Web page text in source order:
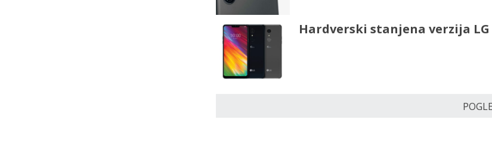
Hardverski stanjena verzija LG